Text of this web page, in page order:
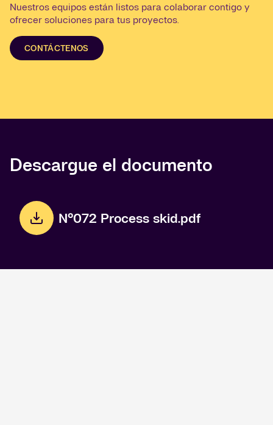
Nuestros equipos están listos para colaborar contigo y
ofrecer soluciones para tus proyectos.
CONTÁCTENOS
Descargue el documento
N°072 Process skid.pdf